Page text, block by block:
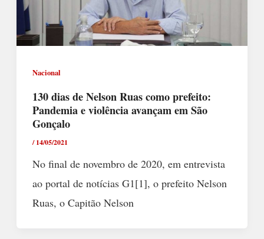
Nacional
130 dias de Nelson Ruas como prefeito:
Pandemia e violência avançam em São
Gonçalo
/14/05/2021
No final de novembro de 2020, em entrevista
ao portal de notícias G1[1], o prefeito Nelson
Ruas, o Capitão Nelson